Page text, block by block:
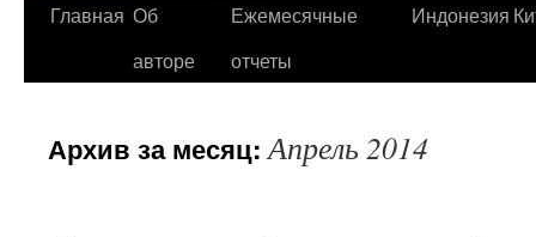
Главная Об
авторе
Ежемесячные
отчеты
Индонезия
Архив за месяц:Апрель 2014